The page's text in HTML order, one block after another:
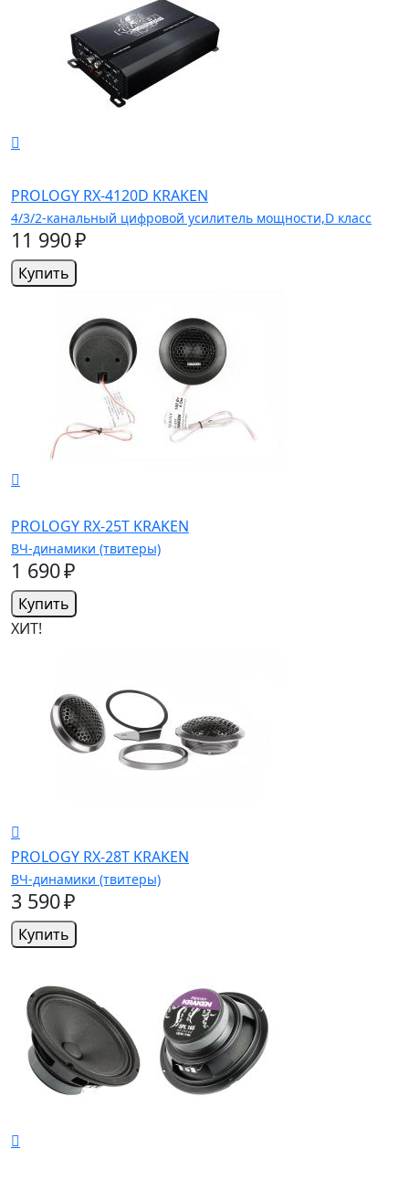
PROLOGY RX-4120D KRAKEN
4/3/2-канальный цифровой усилитель мощности,D класс
11 990 ₽
Купить
PROLOGY RX-25T KRAKEN
ВЧ-динамики (твитеры)
1 690 ₽
Купить
ХИТ!
PROLOGY RX-28T KRAKEN
ВЧ-динамики (твитеры)
3 590 ₽
Купить